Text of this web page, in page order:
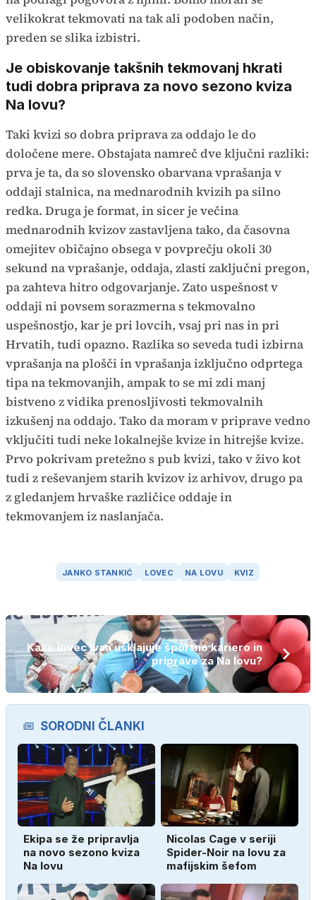
velikokrat tekmovati na tak ali podoben način,
preden se slika izbistri.
Je obiskovanje takšnih tekmovanj hkrati
tudi dobra priprava za novo sezono kviza
Na lovu?
Taki kvizi so dobra priprava za oddajo le do
določene mere. Obstajata namreč dve ključni razliki:
prva je ta, da so slovensko obarvana vprašanja v
oddaji stalnica, na mednarodnih kvizih pa silno
redka. Druga je format, in sicer je večina
mednarodnih kvizov zastavljena tako, da časovna
omejitev običajno obsega v povprečju okoli 30
sekund na vprašanje, oddaja, zlasti zaključni pregon,
pa zahteva hitro odgovarjanje. Zato uspešnost v
oddaji ni povsem sorazmerna s tekmovalno
uspešnostjo, kar je pri lovcih, vsaj pri nas in pri
Hrvatih, tudi opazno. Razlika so seveda tudi izbirna
vprašanja na plošči in vprašanja izključno odprtega
tipa na tekmovanjih, ampak to se mi zdi manj
bistveno z vidika prenosljivosti tekmovalnih
izkušenj na oddajo. Tako da moram v priprave vedno
vključiti tudi neke lokalnejše kvize in hitrejše kvize.
Prvo pokrivam pretežno s pub kvizi, tako v živo kot
tudi z reševanjem starih kvizov iz arhivov, drugo pa
z gledanjem hrvaške različice oddaje in
tekmovanjem iz naslanjača.
JANKO STANKIĆ LOVEC NA LOVU KVIZ
Kako lovec Ivan usklajuje športno kariero in
priprave za Na lovu?
SORODNI ČLANKI
Ekipa se že pripravlja
na novo sezono kviza
Na lovu
Nicolas Cage v seriji
Spider-Noir na lovu za
mafijskim šefom